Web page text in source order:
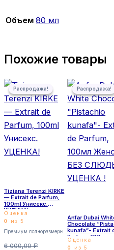
Объем 80 мл
Похожие товары
Распродажа!
Распродажа!
Tiziana Terenzi KIRKE
— Extrait de Parfum,
100ml Унисекс.
УЦЕНКА!
Оценка
0
из 5
6 000,00₽
Первоначальная цена составляла
Текущая цена: 5 000,00 ₽.
Распродажа!
Распродажа!
Anfar Dubai
Chocolate
kunafa”- Extrait
Parfum, 100мл
Женский БЕЗ
Оценка
0
из 5
Текущая цена: